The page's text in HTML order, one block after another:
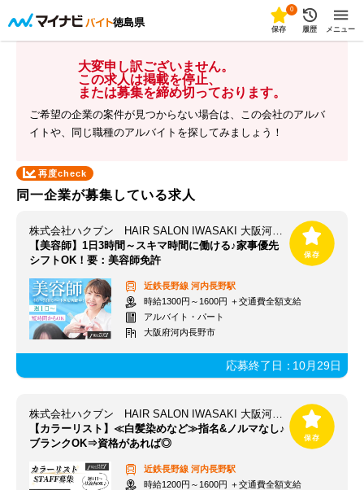
徳島県
0
保存 履歴 メニュー
大変申し訳ございません。
この求人は掲載を停止、
または募集を締め切っております。
ご希望の企業の案件が見つからない場合は、この会社のアルバ
イトや、同じ職種のアルバイトを探してみましょう！
再度check
同一企業が募集している求人
株式会社ハクブン HAIR SALON IWASAKI 大阪河内長野店
【美容師】1日3時間～スキマ時間に働ける♪家事優先
シフトOK！要：美容師免許
近鉄長野線 河内長野駅
時給1300円～1600円 ＋交通費全額支給
アルバイト・パート
大阪府河内長野市
応募終了日：10月29日
株式会社ハクブン HAIR SALON IWASAKI 大阪河内長野店
【カラーリスト】≪白髪染めなど≫指名&ノルマなし♪
ブランクOK⇒資格があれば◎
近鉄長野線 河内長野駅
時給1200円～1600円 ＋交通費全額支給